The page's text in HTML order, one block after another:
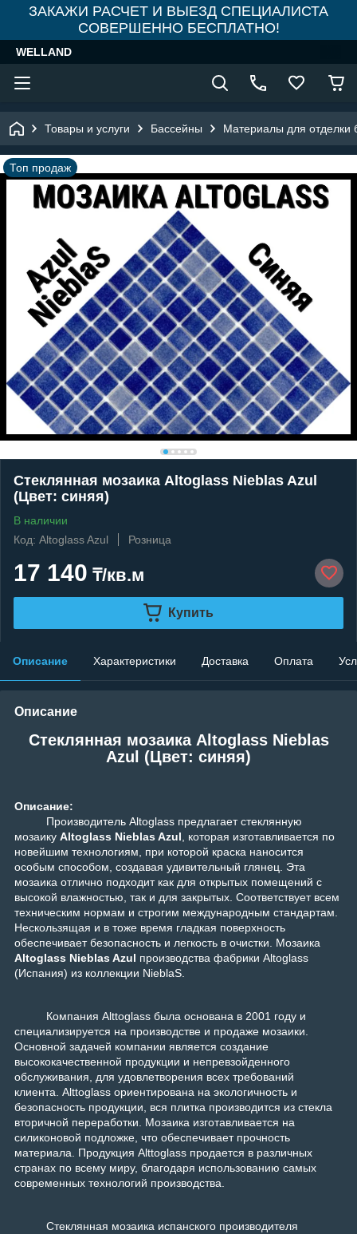
ЗАКАЖИ РАСЧЕТ И ВЫЕЗД СПЕЦИАЛИСТА
СОВЕРШЕННО БЕСПЛАТНО!
WELLAND
Товары и услуги Бассейны Материалы для отделки
Топ продаж
Стеклянная мозаика Altoglass Nieblas Azul
(Цвет: синяя)
В наличии
Код: Altoglass Azul
Розница
17 140 ₸/кв.м
Купить
Описание Характеристики Доставка Оплата
Описание
Стеклянная мозаика Altoglass Nieblas
Azul (Цвет: синяя)
Описание:
Производитель Altoglass предлагает стеклянную
мозаику Altoglass Nieblas Azul, которая изготавливается по
новейшим технологиям, при которой краска наносится
особым способом, создавая удивительный глянец. Эта
мозаика отлично подходит как для открытых помещений с
высокой влажностью, так и для закрытых. Соответствует всем
техническим нормам и строгим международным стандартам.
Нескользящая и в тоже время гладкая поверхность
обеспечивает безопасность и легкость в очистки. Мозаика
Altoglass Nieblas Azul производства фабрики Altoglass
(Испания) из коллекции NieblaS.
Компания Alttoglass была основана в 2001 году и
специализируется на производстве и продаже мозаики.
Основной задачей компании является создание
высококачественной продукции и непревзойденного
обслуживания, для удовлетворения всех требований
клиента. Alttoglass ориентирована на экологичность и
безопасность продукции, вся плитка производится из стекла
вторичной переработки. Мозаика изготавливается на
силиконовой подложке, что обеспечивает прочность
материала. Продукция Alttoglass продается в различных
странах по всему миру, благодаря использованию самых
современных технологий производства.
Стеклянная мозаика испанского производителя